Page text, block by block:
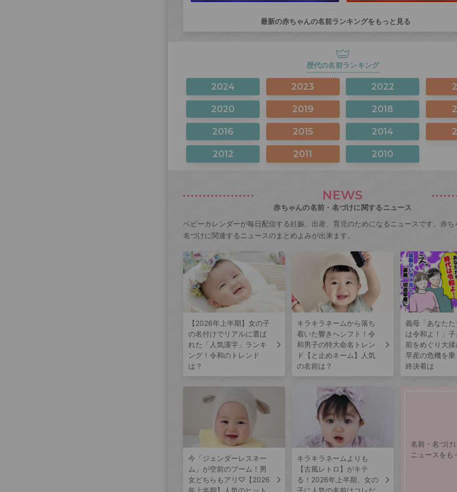
最新の赤ちゃんの名前ランキングをもっと見る
歴代の名前ランキング
2024 2023 2022
2020 2019 2018
2016 2015 2014
2012 2011 2010
NEWS
赤ちゃんの名前・名づけに関するニュース
ベビーカレンダーが毎日配信する妊娠、出産、育児のためになるニュースです。赤ち
名づけに関連するニュースのまとめよみが出来ます。
【2026年上半期】女の子
の名付けでリアルに選ば
れた「人気漢字」ランキ
ング！令和のトレンド
は？
キラキラネームから落ち
着いた響きへシフト！令
和男子の特大命名トレン
ド【と止めネーム】人気
の名前は？
義母「あなた
は令和よ！」
前をめぐり大
早産の危機を
終決着は
今「ジェンダーレスネー
ム」が空前のブーム！男
女どちらもアリ♡【2026
キラキラネームよりも
【古風レトロ】がキテ
る！2026年上半期、女の
名前・名づけ
ニュースをも